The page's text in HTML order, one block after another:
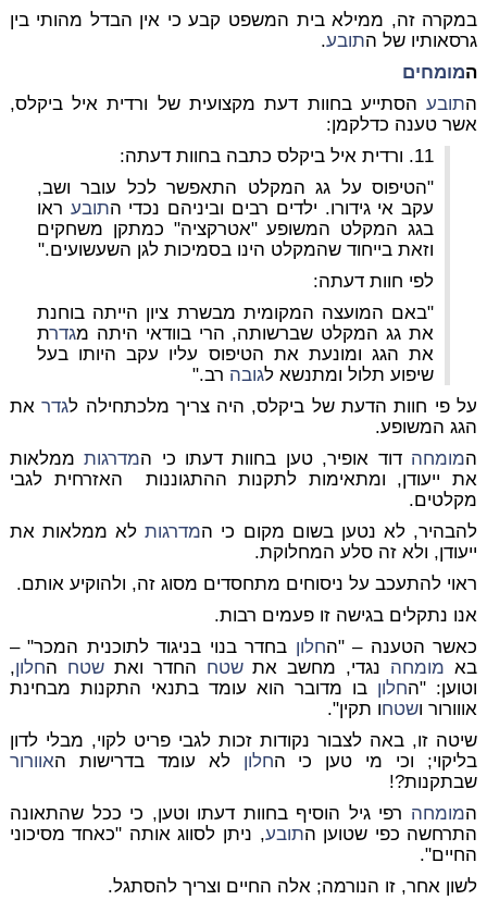
במקרה זה, ממילא בית המשפט קבע כי אין הבדל מהותי בין
גרסאותיו של התובע.
המומחים
התובעהסתייע בחוות דעת מקצועית של ורדית איל ביקלס,
אשר טענה כדלקמן:
11. ורדית איל ביקלס כתבה בחוות דעתה:
"הטיפוס על גג המקלט התאפשר לכל עובר ושב,
עקב אי גידורו. ילדים רבים וביניהם נכדי התובע ראו
בגג המקלט המשופע "אטרקציה" כמתקן משחקים
וזאת בייחוד שהמקלט הינו בסמיכות לגן השעשועים."
לפי חוות דעתה:
"באם המועצה המקומית מבשרת ציון הייתה בוחנת
את גג המקלט שברשותה, הרי בוודאי היתה מגדרת
את הגג ומונעת את הטיפוס עליו עקב היותו בעל
שיפוע תלול ומתנשא לגובה רב."
על פי חוות הדעת של ביקלס, היה צריך מלכתחילה לגדראת
הגג המשופע.
המומחה דוד אופיר, טען בחוות דעתו כי המדרגותממלאות
את ייעודן, ומתאימות לתקנות ההתגוננות האזרחית לגבי
מקלטים.
להבהיר, לא נטען בשום מקום כי המדרגותלא ממלאות את
ייעודן, ולא זה סלע המחלוקת.
ראוי להתעכב על ניסוחים מתחסדים מסוג זה, ולהוקיע אותם.
אנו נתקלים בגישה זו פעמים רבות.
כאשר הטענה – "החלון בחדר בנוי בניגוד לתוכנית המכר" –
בא מומחה נגדי, מחשב אתשטח החדר ואתשטח החלון,
וטוען: "החלון בו מדובר הוא עומד בתנאי התקנות מבחינת
אווורור ושטחו תקין".
שיטה זו, באה לצבור נקודות זכות לגבי פריט לקוי, מבלי לדון
בליקוי; וכי מי טען כי החלון לא עומד בדרישות האוורור
שבתקנות?!
המומחה רפי גיל הוסיף בחוות דעתו וטען, כי ככל שהתאונה
התרחשה כפי שטוען התובע, ניתן לסווג אותה "כאחד מסיכוני
החיים".
לשון אחר, זו הנורמה; אלה החיים וצריך להסתגל.